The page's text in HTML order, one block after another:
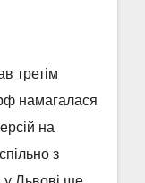
третім
намагалася
на
з